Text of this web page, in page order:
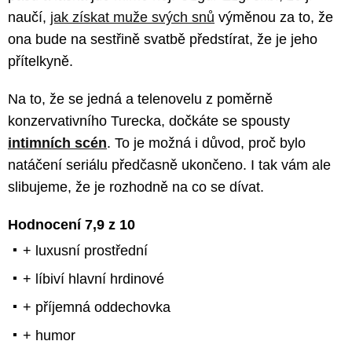
naučí, jak získat muže svých snů výměnou za to, že
ona bude na sestřině svatbě předstírat, že je jeho
přítelkyně.
Na to, že se jedná a telenovelu z poměrně
konzervativního Turecka, dočkáte se spousty
intimních scén. To je možná i důvod, proč bylo
natáčení seriálu předčasně ukončeno. I tak vám ale
slibujeme, že je rozhodně na co se dívat.
Hodnocení 7,9 z 10
+ luxusní prostřední
+ líbiví hlavní hrdinové
+ příjemná oddechovka
+ humor